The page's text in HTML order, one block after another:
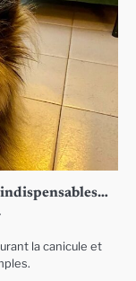
la canicule et